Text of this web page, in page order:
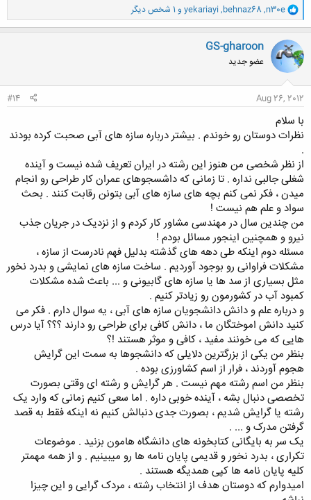
و
ا
ک
ن
ش
ه
ا
n30e
,
behnaz68
,
yekariayi و 1 شخص دیگر
GS-gharoon
عضو جدید
Aug 26, 2012
#14
با سلام
نظرات دوستان رو خوندم . بیشتر درباره سازه های آبی صحبت کرده بودند
.
از نظر شخصی من هنوز این رشته در ایران تعریف شده نیست و آینده
شغلی جالبی نداره . تا زمانی که داشسجوهای عمران کار طراحی رو انجام
میدن ، فکر نمی کنم بچه های سازه های آبی بتونن رقابت کنند . بحث
سواد و علم هم نیست !
من چندین سال در مهندسی مشاور کار کردم و از نزدیک در جریان جذب
نیرو و همچنین اینجور مسائل بودم !
مسئله دوم اینکه طی دهه های گذشته بدلیل فهم نادرست از سازه ،
مشکلات فراوانی رو بوجود آوردیم . ساخت سازه های نمایشی و بدرد نخور
مثل بسیاری از سد ها یا سازه های گابیونی و ... باعث شده مشکلات
کمبود آب در کشورمون رو زیادتر کنیم .
و درباره علم و دانش دانشجویان سازه های آبی ، یه سوال دارم . فکر می
کنید دانش اموختگان ما ، دانش کافی برای طراحی رو دارند ؟؟؟ آیا درس
هایی که می خونند مفید ، کافی و موثر هستند !؟
بنظر من یکی از بزرگترین دلایلی که دانشجوها به سمت این گرایش
هجوم آوردند ، فرار از اسم کشاورزی بوده .
بنظر من اسم رشته مهم نیست . هر گرایش و رشته ای وقتی بصورت
تخصصی دنبال بشه ، آینده خوبی داره . اما سعی کنیم زمانی که وارد یک
رشته یا گرایش شدیم ، بصورت جدی دنبالش کنیم نه اینکه فقط به قصد
گرفتن مدرک و ... .
یک سر به بایگانی کتابخونه های دانشگاه هامون بزنید . موضوعات
تکراری ، بدرد نخور و قدیمی پایان نامه ها رو میبینیم . و از همه مهمتر
کلیه پایان نامه ها کپی همدیگه هستند .
امیدوارم که دوستان هدف از انتخاب رشته ، مردک گرایی و این چیزا